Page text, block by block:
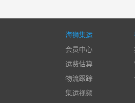
海狮集运
会员中心
运费估算
物流跟踪
集运视频